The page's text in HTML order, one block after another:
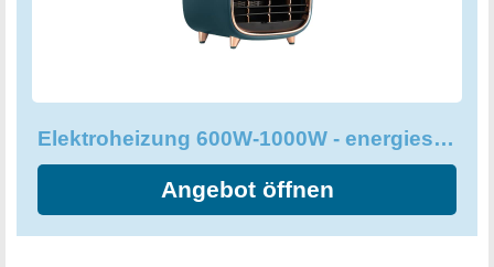
dank ihrer Mint-Farbe ideal in jeden Raum integrieren.
Entdecken Sie jetzt die SVENSÒN Elektroheizung - die
Elektroheizung 600W-1000W - energiesparend Heizkörper mit 10 Rippen
Angebot öffnen